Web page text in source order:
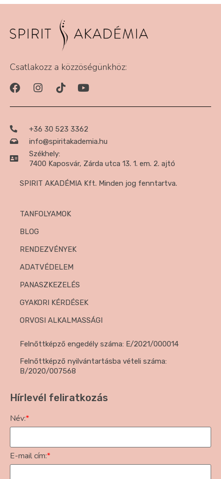
Csatlakozz a közzöségünkhöz:
+36 30 523 3362
info@spiritakademia.hu
Székhely:
7400 Kaposvár, Zárda utca 13. 1. em. 2. ajtó
SPIRIT AKADÉMIA Kft. Minden jog fenntartva.
TANFOLYAMOK
BLOG
RENDEZVÉNYEK
ADATVÉDELEM
PANASZKEZELÉS
GYAKORI KÉRDÉSEK
ORVOSI ALKALMASSÁGI
Felnőttképző engedély száma: E/2021/000014
Felnőttképző nyilvántartásba vételi száma:
B/2020/007568
Hírlevél feliratkozás
Név:*
E-mail cím:*